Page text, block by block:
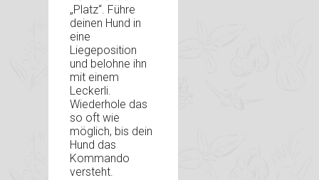
„Platz“. Führe
deinen Hund in
eine
Liegeposition
und belohne ihn
mit einem
Leckerli.
Wiederhole das
so oft wie
möglich, bis dein
Hund das
Kommando
versteht.